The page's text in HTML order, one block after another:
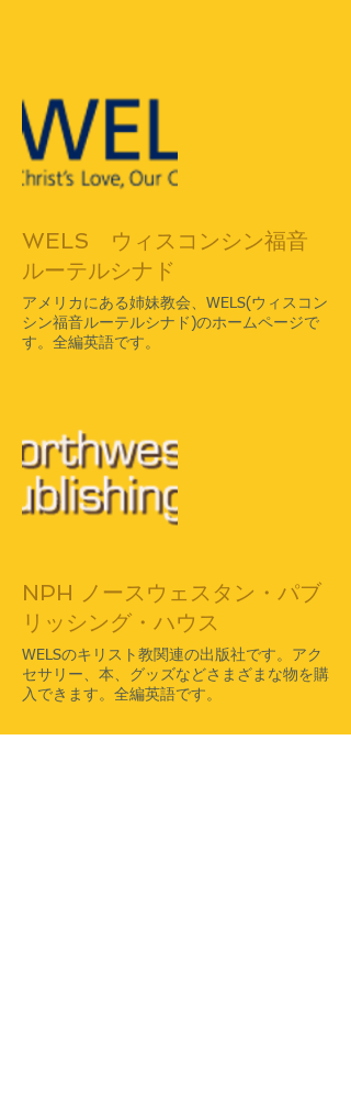
WELS ウィスコンシン福音
ルーテルシナド
​アメリカにある姉妹教会、WELS(ウィスコン
シン福音ルーテルシナド)のホームページで
す。全編英語です。
NPH ノースウェスタン・パブ
リッシング・ハウス
​WELSのキリスト教関連の出版社です。アク
セサリー、本、グッズなどさまざまな物を購
入できます。全編英語です。